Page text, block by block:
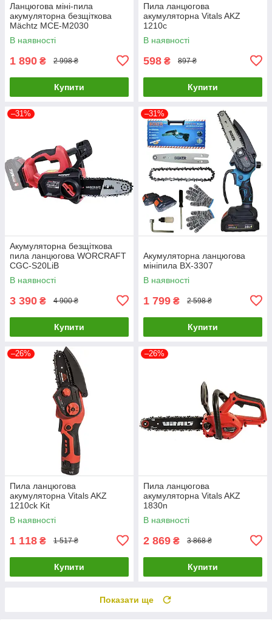
Ланцюгова міні-пила
акумуляторна безщіткова
Mächtz MCE-M2030
В наявності
1 890 ₴ 2 998 ₴
Купити
Пила ланцюгова
акумуляторна Vitals AKZ
1210c
В наявності
598 ₴ 897 ₴
Купити
–31%
Акумуляторна безщіткова
пила ланцюгова WORCRAFT
CGC-S20LiB
В наявності
3 390 ₴ 4 900 ₴
Купити
–31%
Акумуляторна ланцюгова
мініпила BX-3307
В наявності
1 799 ₴ 2 598 ₴
Купити
–26%
Пила ланцюгова
акумуляторна Vitals AKZ
1210ck Kit
В наявності
1 118 ₴ 1 517 ₴
Купити
–26%
Пила ланцюгова
акумуляторна Vitals AKZ
1830n
В наявності
2 869 ₴ 3 868 ₴
Купити
Показати ще